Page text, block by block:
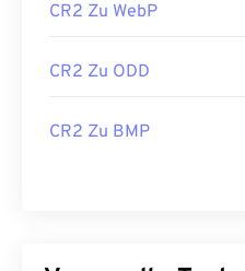
CR2 Zu WebP
CR2 Zu ODD
CR2 Zu BMP